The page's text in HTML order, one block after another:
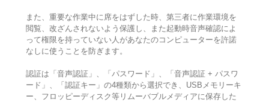
また、重要な作業中に席をはずした時、第三者に作業環境を
閲覧、改ざんされないよう保護し、また起動時音声確認によ
って権限を持っていない人があなたのコンピューターを許諾
なしに使うことを防ぎます。
認証は「音声認証」、「パスワード」、「音声認証 + パスワ
ード」、「認証キー」の4種類から選択でき、USBメモリーキ
ー、フロッピーディスク等リムーバブルメディアに保存した